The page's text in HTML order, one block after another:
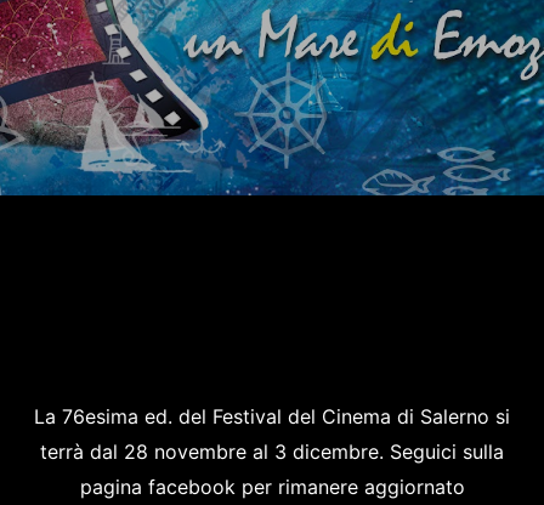
La 76esima ed. del Festival del Cinema di Salerno si
terrà dal 28 novembre al 3 dicembre. Seguici sulla
pagina facebook per rimanere aggiornato